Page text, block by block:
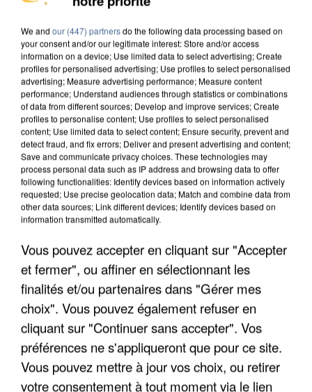
DE SOLIDARITÉ AVEC LES...
APRÈS TOUTES CES CANICULES, LES REFUGES
DE FAUNE SAUVAGE SONT...
We and our (447) partnersdo the following data processing based on
your consent and/or our legitimate interest: Store and/or access
information on a device; Use limited data to select advertising; Create
profiles for personalised advertising; Use profiles to select personalised
advertising; Measure advertising performance; Measure content
performance; Understand audiences through statistics or combinations
of data from different sources; Develop and improve services; Create
profiles to personalise content; Use profiles to select personalised
content; Use limited data to select content; Ensure security, prevent and
detect fraud, and fix errors; Deliver and present advertising and content;
Save and communicate privacy choices. These technologies may
process personal data such as IP address and browsing data to offer
following functionalities: Identify devices based on information actively
requested; Use precise geolocation data; Match and combine data from
other data sources; Link different devices; Identify devices based on
information transmitted automatically.
Vous pouvez accepter en cliquant sur "Accepter
et fermer", ou affiner en sélectionnant les
finalités et/ou partenaires dans "Gérer mes
choix". Vous pouvez également refuser en
cliquant sur "Continuer sans accepter". Vos
préférences ne s'appliqueront que pour ce site.
Vous pouvez mettre à jour vos choix, ou retirer
votre consentement à tout moment via le lien